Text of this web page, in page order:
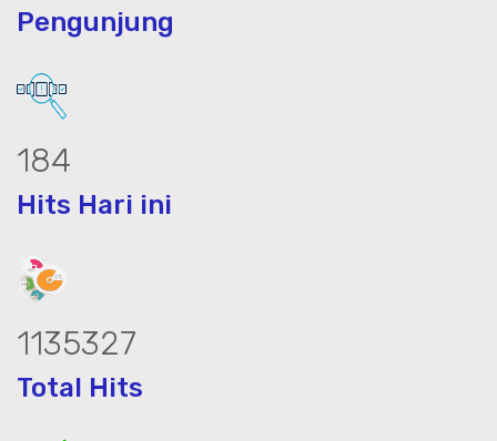
Pengunjung
237
Hits Hari ini
1464794
Total Hits